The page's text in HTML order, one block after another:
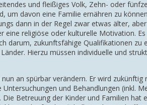
und fleißiges Volk, Zehn- oder
um davon eine Familie ernähren zu
dann in der Regel zwar etwas älter,
religiöse oder kulturelle Motivation.
darum, zukunftsfähige Qualifikationen
Hierzu müssen individuelle und
an spürbar verändern. Er wird
und Behandlungen (inkl.
Betreuung der Kinder und Familien